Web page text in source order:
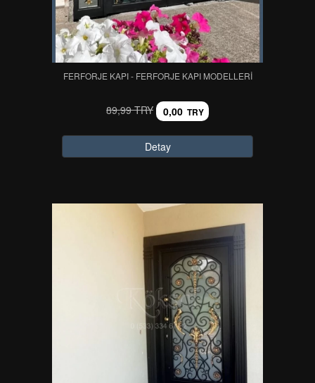
FERFORJE KAPI - FERFORJE KAPI MODELLERİ
89,99 TRY 0,00 TRY
Detay